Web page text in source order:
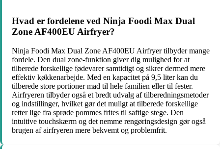
Hvad er fordelene ved Ninja Foodi Max Dual
Zone AF400EU Airfryer?
Ninja Foodi Max Dual Zone AF400EU Airfryer tilbyder mange
fordele. Den dual zone-funktion giver dig mulighed for at
tilberede forskellige fødevarer samtidigt og sikrer dermed mere
effektiv køkkenarbejde. Med en kapacitet på 9,5 liter kan du
tilberede store portioner mad til hele familien eller til fester.
Airfryeren tilbyder også et bredt udvalg af tilberedningsmetoder
og indstillinger, hvilket gør det muligt at tilberede forskellige
retter lige fra sprøde pommes frites til saftige stege. Den
intuitive touchskærm og det nemme rengøringsdesign gør også
brugen af airfryeren mere bekvemt og problemfrit.